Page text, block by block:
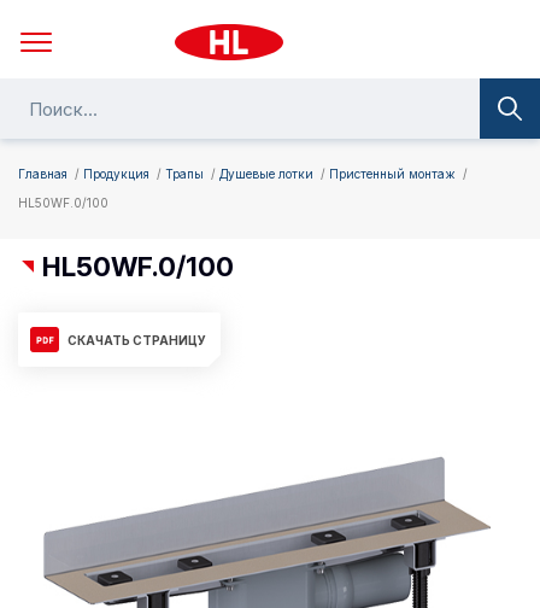
Главная Продукция Трапы Душевые лотки
Пристенный монтаж
HL50WF.0/100
HL50WF.0/100
СКАЧАТЬ СТРАНИЦУ